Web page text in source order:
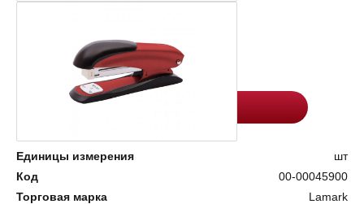
462.6
Единицы измерения
шт
Код
00-00045900
Торговая марка
Lamark